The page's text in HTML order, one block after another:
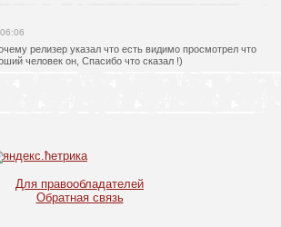
релизер указал что есть видимо просмотрел что
человек он, Спасибо что сказал !)
снизил одну звезду за то что нет уменьшения
только на полном мониторе,очень неудобно!
Для правообладателей
Обратная связь